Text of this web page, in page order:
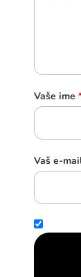
Vaše ime
Vaš e-